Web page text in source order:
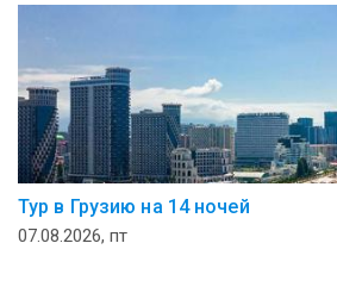
Тур в Грузию на 14 ночей
07.08.2026, пт